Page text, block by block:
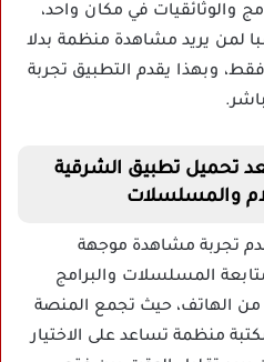
والوثائقيات في مكان واحد،
لمن يريد مشاهدة منظمة بدلا
وبهذا يقدم التطبيق تجربة
تحميل تطبيق الشرقية
يقدم تجربة مشاهدة موجهة
المسلسلات والبرامج
من الهاتف، حيث تجمع المنصة
منظمة تساعد على الاختيار